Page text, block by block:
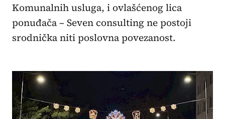
Komunalnih usluga, i ovlašćenog lica
ponuđača – Seven consulting ne postoji
srodnička niti poslovna povezanost.